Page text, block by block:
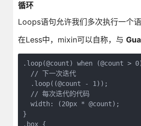
循环
Loops语句允许我们多次执行一个语
在Less中，mixin可以自称，与
.loop(@count) when (@count >
  // 下一次迭代
  .loop((@count - 1));
  // 每次迭代的代码
  width: (20px * @count);
}
.box {